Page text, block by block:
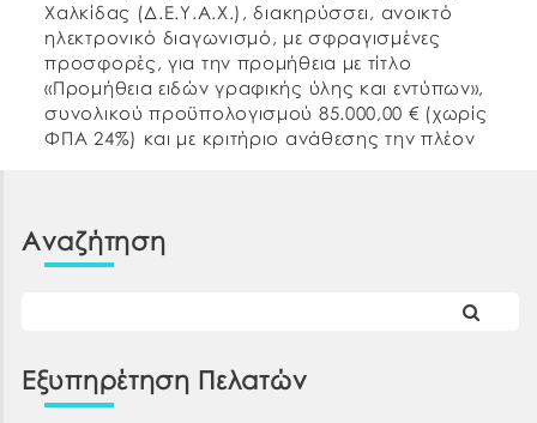
Χαλκίδας (Δ.Ε.Υ.Α.Χ.), διακηρύσσει, ανοικτό
ηλεκτρονικό διαγωνισμό, με σφραγισμένες
προσφορές, για την προμήθεια με τίτλο
«Προμήθεια ειδών γραφικής ύλης και εντύπων»,
συνολικού προϋπολογισμού 85.000,00 € (χωρίς
ΦΠΑ 24%) και με κριτήριο ανάθεσης την πλέον
Δημόσιες Συμβάσεις […]
Αναζήτηση
Εξυπηρέτηση Πελατών